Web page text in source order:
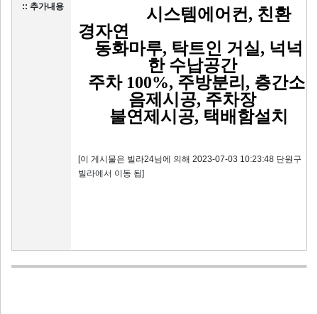
:: 추가내용
시스템에어컨, 친환
경자연
동화마루, 탁트인 거실, 넉넉
한 수납공간
주차 100%, 주방분리, 층간소
음제시공, 주차장
불연제시공, 택배함설치
[이 게시물은 빌라24님에 의해 2023-07-03 10:23:48 단원구
빌라에서 이동 됨]